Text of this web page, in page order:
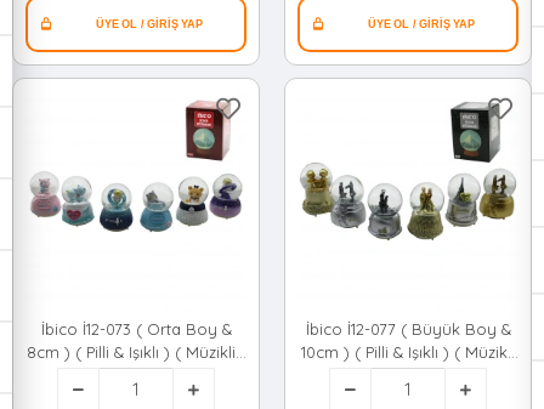
İbico İ12-073 ( Orta Boy &
8cm ) ( Pilli & Işıklı ) ( Müzikli )
Kar Küresi Cam ( Hayvan
Figürlü & Desen Mix )
İbico İ12-077 ( Büyük Boy &
10cm ) ( Pilli & Işıklı ) ( Müzikli
) Kar Küresi Cam ( Eskitme
İnsan Figürlü & Desen Mix )